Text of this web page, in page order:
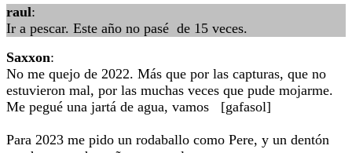
raul:
Ir a pescar. Este año no pasé de 15 veces.
Saxxon:
No me quejo de 2022. Más que por las capturas, que no
estuvieron mal, por las muchas veces que pude mojarme.
Me pegué una jartá de agua, vamos [gafasol]
Para 2023 me pido un rodaballo como Pere, y un dentón